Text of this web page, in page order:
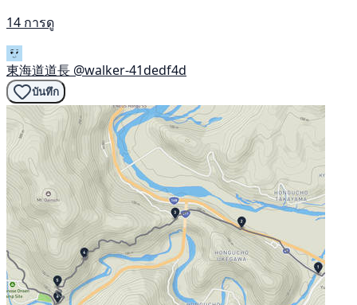
14 การดู
東海道道長 @walker-41dedf4d
บันทึก